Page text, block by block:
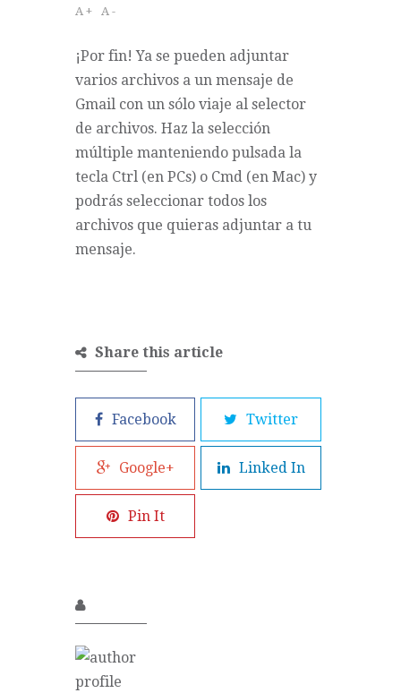
A +
A -
¡Por fin! Ya se pueden adjuntar
varios archivos a un mensaje de
Gmail con un sólo viaje al selector
de archivos. Haz la selección
múltiple manteniendo pulsada la
tecla Ctrl (en PCs) o Cmd (en Mac) y
podrás seleccionar todos los
archivos que quieras adjuntar a tu
mensaje.
Share this article
Facebook Twitter
Google+ Linked In
Pin It